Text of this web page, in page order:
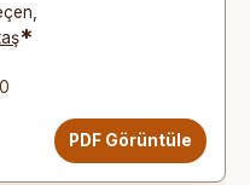
*
PDF Görüntüle